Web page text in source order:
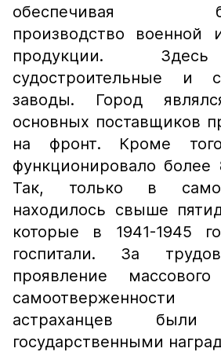
обеспечивая
производство военной
продукции.
судостроительные и
заводы. Город
основных поставщиков
на фронт. Кроме
функционировало более
Так, только в
находилось свыше
которые в 1941-1945
госпитали. За
проявление
астраханцев были
государственными